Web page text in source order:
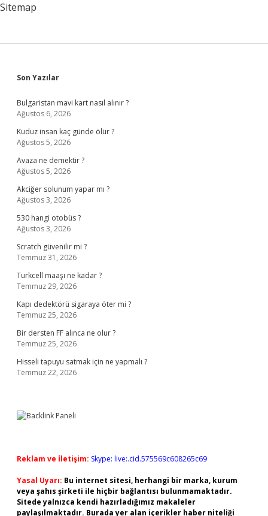
Sitemap
Sidebar
Son Yazılar
Bulgaristan mavi kart nasıl alınır ?
Ağustos 6, 2026
Kuduz insan kaç günde ölür ?
Ağustos 5, 2026
Avaza ne demektir ?
Ağustos 5, 2026
Akciğer solunum yapar mı ?
Ağustos 3, 2026
530 hangi otobüs ?
Ağustos 3, 2026
Scratch güvenilir mi ?
Temmuz 31, 2026
Turkcell maaşı ne kadar ?
Temmuz 29, 2026
Kapı dedektörü sigaraya öter mi ?
Temmuz 25, 2026
Bir dersten FF alınca ne olur ?
Temmuz 25, 2026
Hisseli tapuyu satmak için ne yapmalı ?
Temmuz 22, 2026
Reklam ve İletişim: Skype: live:.cid.575569c608265c69
Yasal Uyarı: Bu internet sitesi, herhangi bir marka, kurum
veya şahıs şirketi ile hiçbir bağlantısı bulunmamaktadır.
Sitede yalnızca kendi hazırladığımız makaleler
paylaşılmaktadır. Burada yer alan içerikler haber niteliği